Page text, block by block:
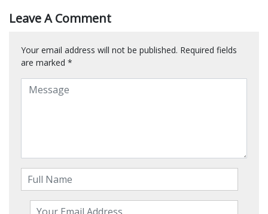
Leave A Comment
Your email address will not be published. Required fields
are marked *